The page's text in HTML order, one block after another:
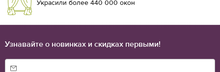
драпировка, мелкие складки или присобранные полотна на
огромных окнах добавят помещению легкости и романтизма.
Украсили более 440 000 окон
Узнавайте о новинках и скидках первыми!